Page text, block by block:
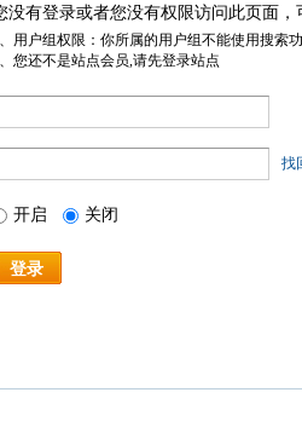
没有登录或者您没有权限访问此页面
用户组权限：你所属的用户组不能使用搜索
您还不是站点会员,请先登录站点
找
开启 关闭
登录